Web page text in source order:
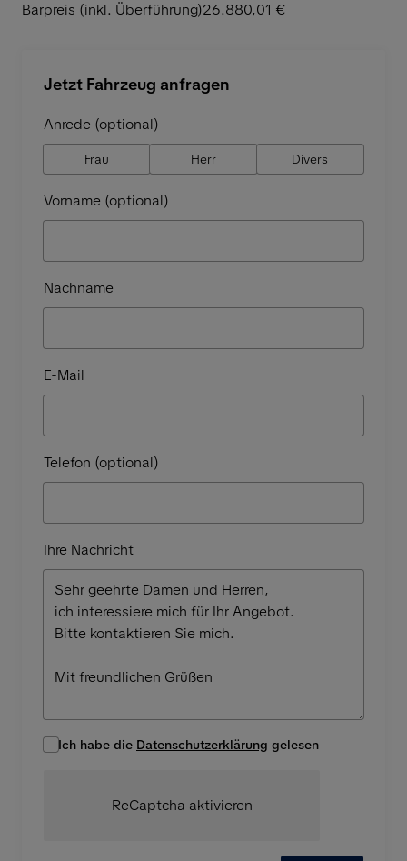
Barpreis (inkl. Überführung)26.880,01 €
Jetzt Fahrzeug anfragen
Anrede (optional)
Frau Herr Divers
Vorname (optional)
Nachname
E-Mail
Telefon (optional)
Ihre Nachricht
Ich habe die Datenschutzerklärung gelesen
ReCaptcha aktivieren